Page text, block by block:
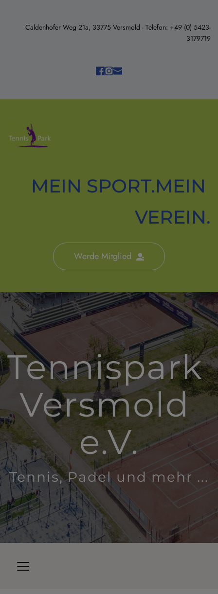
Caldenhofer Weg 21a, 33775 Versmold - Telefon: +49 (0) 5423-
3179719
MEIN SPORT.MEIN
VEREIN.
Werde Mitglied
Tennispark
Versmold
e.V.
Tennis, Padel und mehr ...